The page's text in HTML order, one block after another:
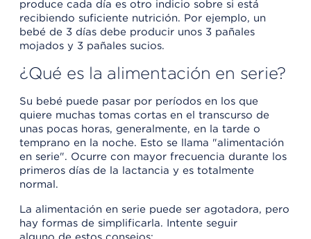
produce cada día es otro indicio sobre si está
recibiendo suficiente nutrición. Por ejemplo, un
bebé de 3 días debe producir unos 3 pañales
mojados y 3 pañales sucios.
¿Qué es la alimentación en serie?
Su bebé puede pasar por períodos en los que
quiere muchas tomas cortas en el transcurso de
unas pocas horas, generalmente, en la tarde o
temprano en la noche. Esto se llama "alimentación
en serie". Ocurre con mayor frecuencia durante los
primeros días de la lactancia y es totalmente
normal.
La alimentación en serie puede ser agotadora, pero
hay formas de simplificarla. Intente seguir